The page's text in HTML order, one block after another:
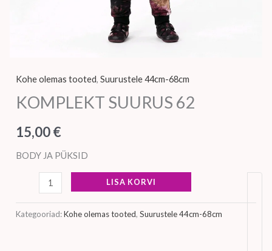
Kohe olemas tooted, Suurustele 44cm-68cm
KOMPLEKT SUURUS 62
15,00€
BODY JA PÜKSID
LISA KORVI
Kategooriad:Kohe olemas tooted, Suurustele 44cm-68cm